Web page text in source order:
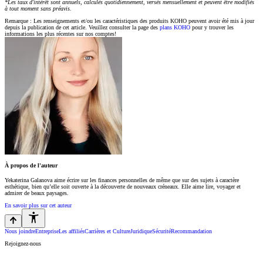
*Les taux d'intérêt sont annuels, calculés quotidiennement, versés mensuellement et peuvent être modifiés
à tout moment sans préavis.
Remarque : Les renseignements et/ou les caractéristiques des produits KOHO peuvent avoir été mis à jour
depuis la publication de cet article. Veuillez consulter la page des plans KOHO pour y trouver les
informations les plus récentes sur nos comptes!
À propos de l'auteur
Yekaterina Galanova aime écrire sur les finances personnelles de même que sur des sujets à caractère
esthétique, bien qu’elle soit ouverte à la découverte de nouveaux créneaux. Elle aime lire, voyager et
admirer de beaux paysages.
En savoir plus sur cet auteur
Nous joindreEntrepriseLes affiliésCarrières et CultureJuridiqueSécuritéRecommandation
Rejoignez-nous